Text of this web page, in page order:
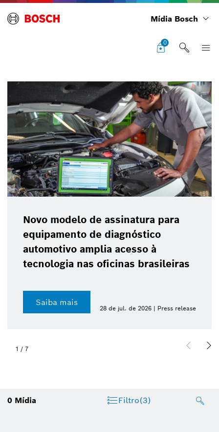
Mídia Bosch
0
Novo modelo de assinatura para
equipamento de diagnóstico
automotivo amplia acesso à
tecnologia nas oficinas brasileiras
Saiba mais
28 de jul. de 2026 | Press release
1 / 7
0 Mídia Filtro(3)